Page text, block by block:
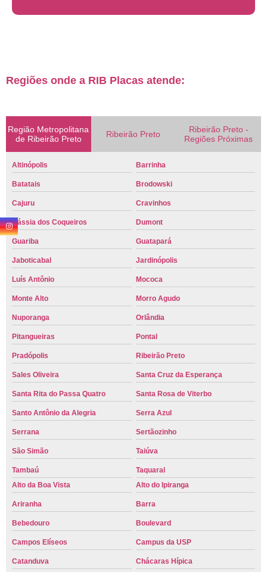
Regiões onde a RIB Placas atende:
Região Metropolitana
de Ribeirão Preto
Ribeirão Preto
Ribeirão Preto -
Regiões Próximas
Altinópolis Barrinha
Batatais Brodowski
Cajuru Cravinhos
Cássia dos Coqueiros Dumont
Guariba Guatapará
Jaboticabal Jardinópolis
Luís Antônio Mococa
Monte Alto Morro Agudo
Nuporanga Orlândia
Pitangueiras Pontal
Pradópolis Ribeirão Preto
Sales Oliveira Santa Cruz da Esperança
Santa Rita do Passa Quatro Santa Rosa de Viterbo
Santo Antônio da Alegria Serra Azul
Serrana Sertãozinho
São Simão Taiúva
Tambaú
Taquaral
Alto da Boa Vista
Alto do Ipiranga
Ariranha Barra
Bebedouro Boulevard
Campos Elíseos Campus da USP
Catanduva Chácaras Hípica